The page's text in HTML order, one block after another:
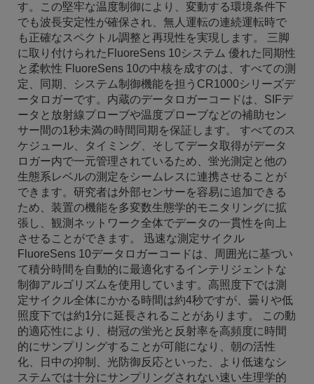
す。この堅牢な温度制御により、変動する環境条件下
でも波長安定性が確保され、無人運転の連続運転時で
も正確なスペクトル調整と再現性を実現します。 三脚
に取り付けられたFluoreSens 10システム 優れた同期性
と柔軟性 FluoreSens 10の中核を成すのは、すべての測
定、同期、システム制御機能を担うCR1000シリーズデ
ータロガーです。内蔵のデータロガーコードは、SIFデ
ータと放射線プローブや温度プローブなどの補助セン
サー間の1秒未満の時間同期を保証します。 すべてのス
ケジュール、タイミング、そしてデータ取得がデータ
ロガー内で一元管理されているため、蛍光測定と他の
生態系レベルの測定をシームレスに連携させることが
できます。研究者は外部センサーを容易に追加できる
ため、装置の機能を多変数生態学的モニタリングに拡
張し、観測ネットワーク全体でデータの一貫性を向上
させることができます。 迅速な測定サイクル
FluoreSens 10データロガーコードは、周囲光に基づい
て積分時間を自動的に最適化するインテリジェントな
制御アルゴリズムを使用しています。高照度下では測
定サイクル全体にかかる時間は約4秒ですが、曇りや低
照度下では約1分に延長されることがあります。 この動
的適応性により、樹冠の蛍光と反射率を高頻度に時間
的にサンプリングすることが可能になり、朝の活性
化、日中の抑制、光防御反応といった、より低速なシ
ステムでは十分にサンプリングされない速い生理学的